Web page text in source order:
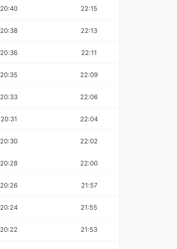
20:40 22:15
20:38 22:13
20:36 22:11
20:35 22:09
20:33 22:06
20:31 22:04
20:30 22:02
20:28 22:00
20:26 21:57
20:24 21:55
20:22 21:53